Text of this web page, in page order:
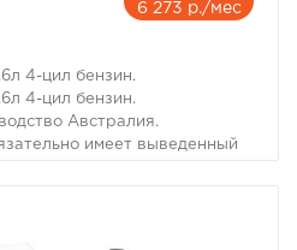
6 273 р./мес
4-цил бензин.
4-цил бензин.
Австралия.
имеет выведенный